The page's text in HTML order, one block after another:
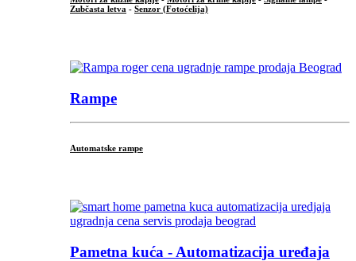
Zubčasta letva - Senzor (Fotoćelija)
Rampe
Automatske rampe
Pametna kuća - Automatizacija uređaja